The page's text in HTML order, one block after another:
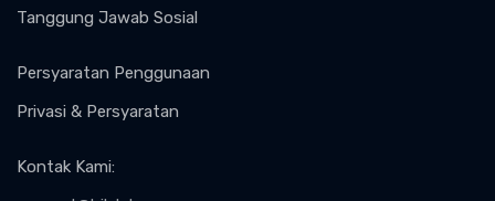
Tanggung Jawab Sosial
Persyaratan Penggunaan
Privasi & Persyaratan
Kontak Kami: